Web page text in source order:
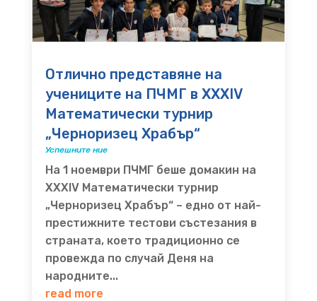
Отлично представяне на
учениците на ПЧМГ в XXXIV
Математически турнир
„Черноризец Храбър“
Успешните ние
На 1 ноември ПЧМГ беше домакин на
XXXIV Математически турнир
„Черноризец Храбър“ – едно от най-
престижните тестови състезания в
страната, което традиционно се
провежда по случай Деня на
народните...
read more